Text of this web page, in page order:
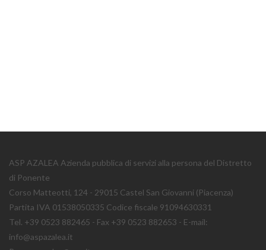
ASP AZALEA Azienda pubblica di servizi alla persona del Distretto
di Ponente
Corso Matteotti, 124 - 29015 Castel San Giovanni (Piacenza)
Partita IVA 01538050335 Codice fiscale 91094630331
Tel. +39 0523 882465 - Fax +39 0523 882653 - E-mail:
info@aspazalea.it